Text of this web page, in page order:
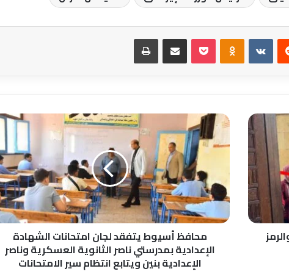
Odnoklassniki
‫Pocket مشاركة عبر البريد طباعة
محافظ
أسيوط
يتفقد
لجان
امتحانات
الشهادة
الإعدادية
بمدرستي
ناصر
العسكرية
محافظ أسيوط يتفقد لجان امتحانات الشهادة
الإعدادية بمدرستي ناصر الثانوية العسكرية وناصر
الإعدادية بنين ويتابع انتظام سير الامتحانات